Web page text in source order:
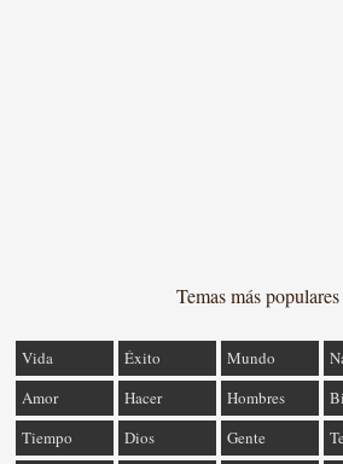
Temas más populares
Vida Éxito Mundo
Amor
Hacer Hombres
Tiempo
Dios Gente